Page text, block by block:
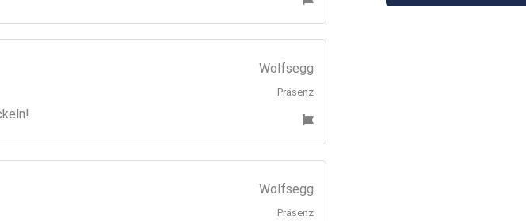
Wolfsegg
Präsenz
Wolfsegg
Präsenz